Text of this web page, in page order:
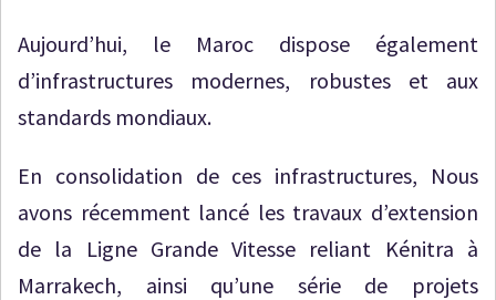
Aujourd’hui, le Maroc dispose également
d’infrastructures modernes, robustes et aux
standards mondiaux.
En consolidation de ces infrastructures, Nous
avons récemment lancé les travaux d’extension
de la Ligne Grande Vitesse reliant Kénitra à
Marrakech, ainsi qu’une série de projets